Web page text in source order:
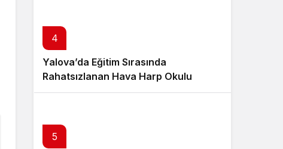
4
Yalova’da Eğitim Sırasında
Rahatsızlanan Hava Harp Okulu
Öğrencisi Veli Bilgin Şehit Oldu
5